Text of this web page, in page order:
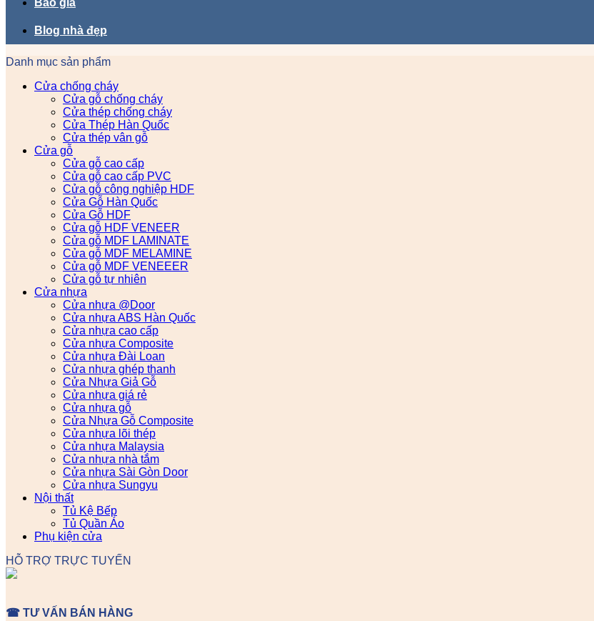
Báo giá
Blog nhà đẹp
Danh mục sản phẩm
Cửa chống cháy
Cửa gỗ chống cháy
Cửa thép chống cháy
Cửa Thép Hàn Quốc
Cửa thép vân gỗ
Cửa gỗ
Cửa gỗ cao cấp
Cửa gỗ cao cấp PVC
Cửa gỗ công nghiệp HDF
Cửa Gỗ Hàn Quốc
Cửa Gỗ HDF
Cửa gỗ HDF VENEER
Cửa gỗ MDF LAMINATE
Cửa gỗ MDF MELAMINE
Cửa gỗ MDF VENEEER
Cửa gỗ tự nhiên
Cửa nhựa
Cửa nhựa @Door
Cửa nhựa ABS Hàn Quốc
Cửa nhựa cao cấp
Cửa nhựa Composite
Cửa nhựa Đài Loan
Cửa nhựa ghép thanh
Cửa Nhựa Giả Gỗ
Cửa nhựa giá rẻ
Cửa nhựa gỗ
Cửa Nhựa Gỗ Composite
Cửa nhựa lõi thép
Cửa nhựa Malaysia
Cửa nhựa nhà tắm
Cửa nhựa Sài Gòn Door
Cửa nhựa Sungyu
Nội thất
Tủ Kệ Bếp
Tủ Quần Áo
Phụ kiện cửa
HỖ TRỢ TRỰC TUYẾN
☎ TƯ VẤN BÁN HÀNG